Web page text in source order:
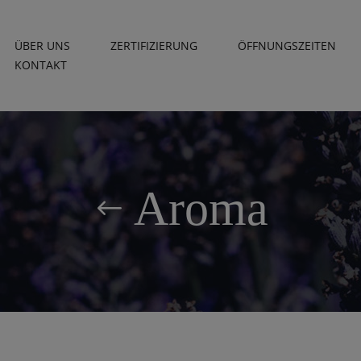
ÜBER UNS ZERTIFIZIERUNG
ÖFFNUNGSZEITEN
KONTAKT
Aroma